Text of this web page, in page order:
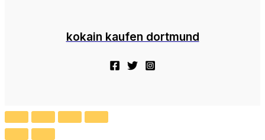
kokain kaufen dortmund